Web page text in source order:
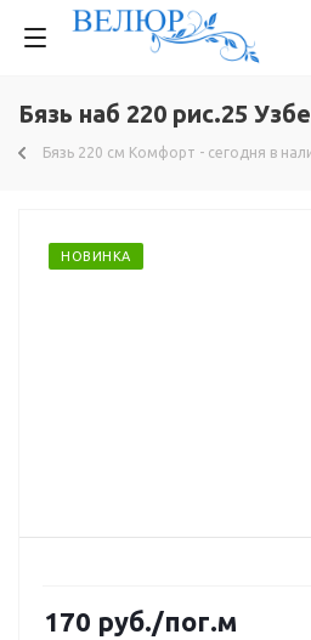
Бязь наб 220 рис.25
Бязь 220 см Комфорт - сегодня в
НОВИНКА
170 руб./пог.м